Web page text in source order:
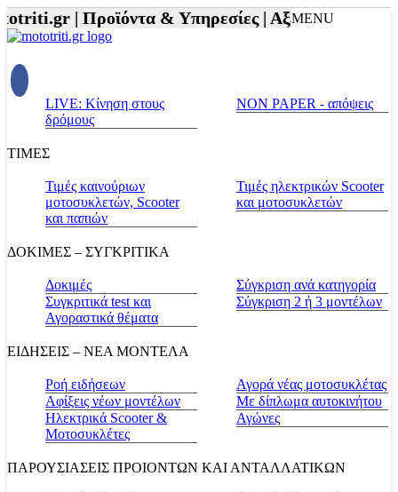
|Προϊόντα & Υπηρεσίες |Αξεσουάρ
MENU
LIVE: Κίνηση στους
δρόμους
NON PAPER - απόψεις
ΤΙΜΕΣ
Τιμές καινούριων
μοτοσυκλετών, Scooter
και παπιών
Τιμές ηλεκτρικών Scooter
και μοτοσυκλετών
ΔΟΚΙΜΕΣ – ΣΥΓΚΡΙΤΙΚΑ
Δοκιμές
Συγκριτικά test και
Αγοραστικά θέματα
Σύγκριση ανά κατηγορία
Σύγκριση 2 ή 3 μοντέλων
ΕΙΔΗΣΕΙΣ – ΝΕΑ ΜΟΝΤΕΛΑ
Ροή ειδήσεων
Αφίξεις νέων μοντέλων
Ηλεκτρικά Scooter &
Μοτοσυκλέτες
Αγορά νέας μοτοσυκλέτας
Με δίπλωμα αυτοκινήτου
Αγώνες
ΠΑΡΟΥΣΙΑΣΕΙΣ ΠΡΟΙΟΝΤΩΝ ΚΑΙ ΑΝΤΑΛΛΑΤΙΚΩΝ